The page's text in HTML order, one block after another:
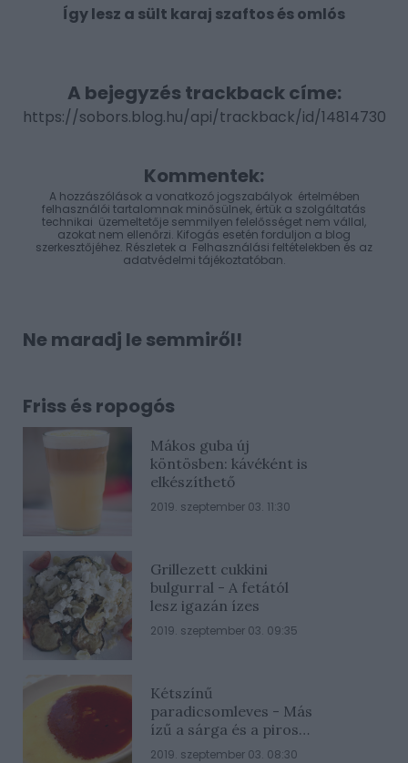
Így lesz a sült karaj szaftos és omlós
A bejegyzés trackback címe:
https://sobors.blog.hu/api/trackback/id/14814730
Kommentek:
A hozzászólások a vonatkozó jogszabályokértelmében
felhasználói tartalomnak minősülnek, értük a szolgáltatás
technikai üzemeltetője semmilyen felelősséget nem vállal,
azokat nem ellenőrzi. Kifogás esetén forduljon a blog
szerkesztőjéhez. Részletek a Felhasználási feltételekben és az
adatvédelmi tájékoztatóban.
Friss és ropogós
Mákos guba új
köntösben: kávéként is
elkészíthető
2019. szeptember 03. 11:30
Grillezett cukkini
bulgurral - A fetától
lesz igazán ízes
2019. szeptember 03. 09:35
Kétszínű
paradicsomleves - Más
ízű a sárga és a piros
rész
2019. szeptember 03. 08:30
Ne maradj le semmiről!